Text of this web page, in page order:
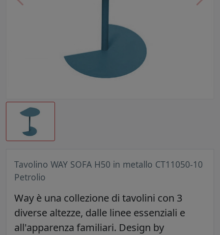
Tavolino WAY SOFA H50 in metallo CT11050-10
Petrolio
Way è una collezione di tavolini con 3
diverse altezze, dalle linee essenziali e
all'apparenza familiari. Design by